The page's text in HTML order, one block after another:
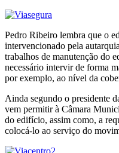
Pedro Ribeiro lembra que o
intervencionado pela
trabalhos de manutenção do
necessário intervir de forma
por exemplo, ao nível da
Ainda segundo o presidente
vem permitir à Câmara
do edifício, assim como, a
colocá-lo ao serviço do